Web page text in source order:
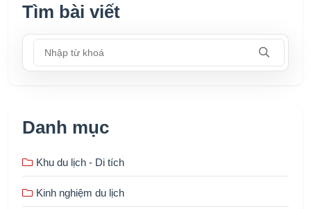
Tìm bài viết
Danh mục
Khu du lịch - Di tích
Kinh nghiệm du lịch